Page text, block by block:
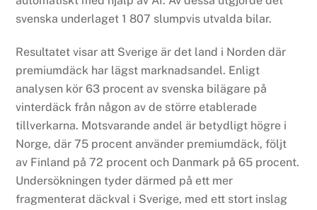
svenska underlaget 1 807 slumpvis utvalda bilar.
Resultatet visar att Sverige är det land i Norden där
premiumdäck har lägst marknadsandel. Enligt
analysen kör 63 procent av svenska bilägare på
vinterdäck från någon av de större etablerade
tillverkarna. Motsvarande andel är betydligt högre i
Norge, där 75 procent använder premiumdäck, följt
av Finland på 72 procent och Danmark på 65 procent.
Undersökningen tyder därmed på ett mer
fragmenterat däckval i Sverige, med ett stort inslag